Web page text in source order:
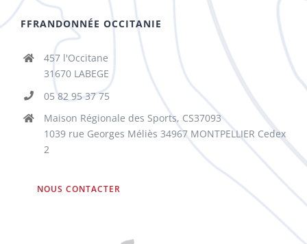
FFRANDONNÉE OCCITANIE
457 l'Occitane
31670 LABEGE
05 82 95 37 75
Maison Régionale des Sports, CS37093
1039 rue Georges Méliès 34967 MONTPELLIER Cedex
2
NOUS CONTACTER